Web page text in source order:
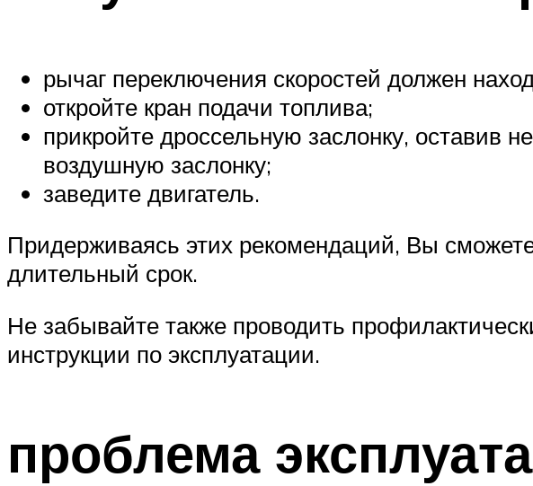
рычаг переключения скоростей должен
откройте кран подачи топлива;
прикройте дроссельную заслонку, оставив
воздушную заслонку;
заведите двигатель.
Придерживаясь этих рекомендаций, Вы
длительный срок.
Не забывайте также проводить
инструкции по эксплуатации.
проблема